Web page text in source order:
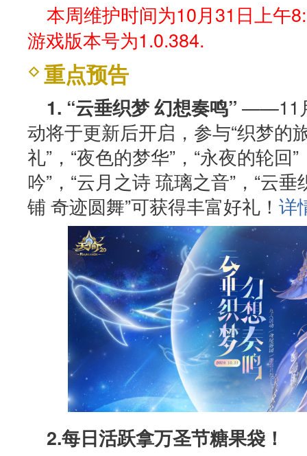
本周维护时间为10月31日上午
游戏版本号为1.0.384.
重点预告
1. “云垂织梦 幻想奏鸣” ——11
动将于更新后开启，参与“织梦的
礼”，“夜色的梦华”，“永夜的轮回
吟”，“云月之诗 琉璃之音”，“云
铺 奇迹圆舞”可获得丰富好礼！ 详
2.每日活跃拿万圣节糖果袋！